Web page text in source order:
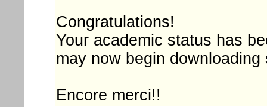
Congratulations!
Your academic status has
may now begin
Encore merci!!